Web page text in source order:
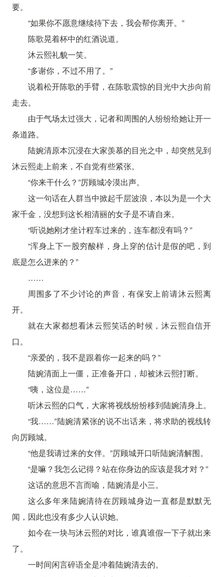
要。
“如果你不愿意继续待下去，我会帮你离开。”
陈歌晃着杯中的红酒说道。
沐云熙礼貌一笑。
“多谢你，不过不用了。”
说着松开陈歌的手臂，在陈歌震惊的目光中大步向前
走去。
由于气场太过强大，记者和周围的人纷纷给她让开一
条道路。
陆婉清原本沉浸在大家羡慕的目光之中，却突然见到
沐云熙走上前来，不自觉有些紧张。
“你来干什么？”厉顾城冷漠出声。
这一句话在人群当中掀起千层波浪，本以为是一个大
家千金，没想到这长相清丽的女子是不请自来。
“听说她刚才坐计程车过来的，连车都没有吗？”
“浑身上下一股穷酸样，身上穿的估计是假的吧，到
底是怎么进来的？”
……
周围多了不少讨论的声音，有保安上前请沐云熙离
开。
就在大家都想看沐云熙笑话的时候，沐云熙自信开
口。
“亲爱的，我不是跟着你一起来的吗？”
陆婉清面上一僵，正准备开口，却被沐云熙打断。
“咦，这位是……”
听沐云熙的口气，大家将视线纷纷移到陆婉清身上。
“我……”陆婉清紧张的说不出话来，将求助的视线转
向厉顾城。
“他是我请过来的女伴。”厉顾城开口听陆婉清解围。
“是嘛？我怎么记得？站在你身边的应该是我才对？”
这话的意思不言而喻，陆婉清是小三。
这么多年来陆婉清待在厉顾城身边一直都是默默无
闻，因此也没有多少人认识她。
如今在一块与沐云熙的对比，谁真谁假一下子就出来
了。
一时间闲言碎语全是冲着陆婉清去的。